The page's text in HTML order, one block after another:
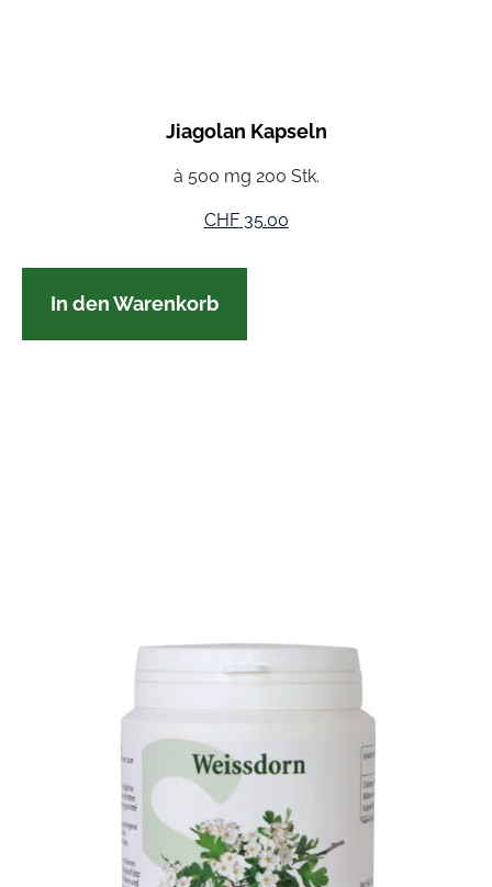
Jiagolan Kapseln
à 500 mg 200 Stk.
CHF35.00
In den Warenkorb